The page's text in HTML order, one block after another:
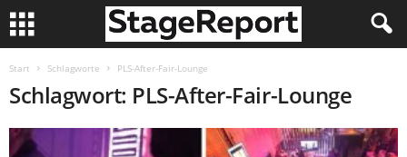
Start Schlagworte PLS-After-Fair-Lounge
Schlagwort: PLS-After-Fair-Lounge